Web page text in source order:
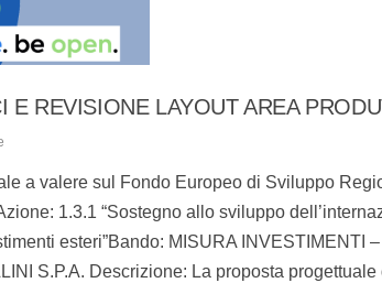
E REVISIONE LAYOUT AREA
a valere sul Fondo Europeo di Sviluppo
1.3.1 “Sostegno allo sviluppo
esteri”Bando: MISURA INVESTIMENTI
S.P.A. Descrizione: La proposta